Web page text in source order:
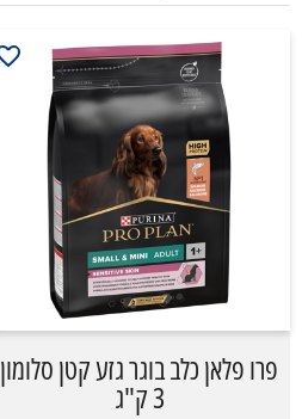
פרו פלאן כלב בוגר גזע קטן סלומון
3 ק"ג